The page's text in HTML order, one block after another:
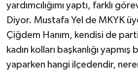
yardımcılığımı yaptı, farklı
Diyor. Mustafa Yel de MKYK
Çiğdem Hanım, kendisi de
kadın kolları başkanlığı yapmış
yaparken hangi ilçedendir,